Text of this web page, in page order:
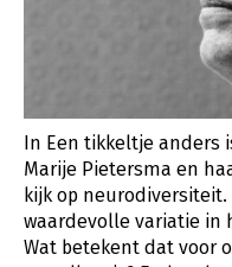
In Een tikkeltje anders
Marije Pietersma en
kijk op
waardevolle variatie in
Wat betekent dat voor